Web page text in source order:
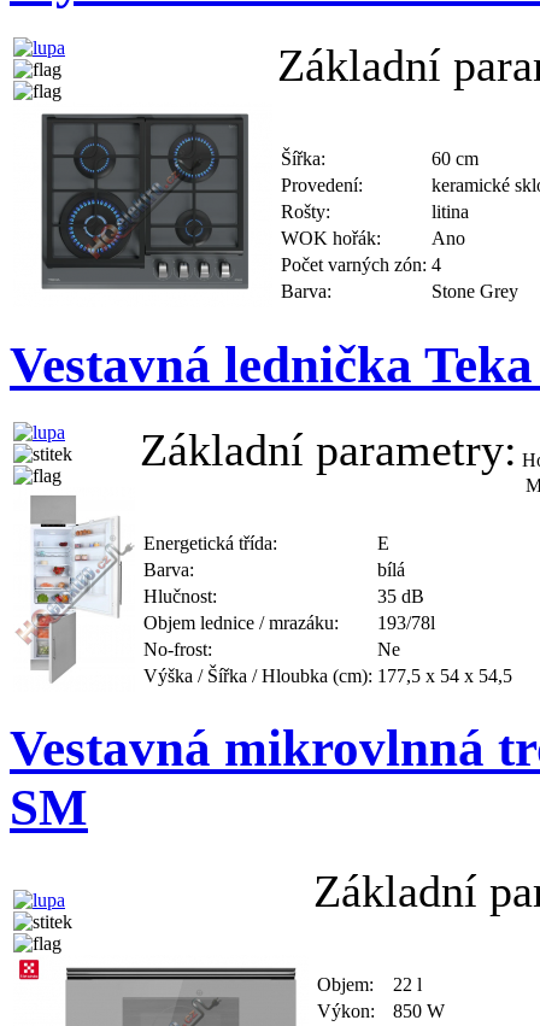
Základní
Šířka:
60 cm
Provedení:
keramické
Rošty:
litina
WOK hořák:
Ano
Počet varných zón: 4
Barva:
Stone Grey
Vestavná lednička
Základní parametry:
Energetická třída:
E
Barva:
bílá
Hlučnost:
35 dB
Objem lednice / mrazáku:
193/78l
No-frost:
Ne
Výška / Šířka / Hloubka (cm): 177,5 x 54 x 54,5
Vestavná mikrovlnná
SM
Základní
Objem:
22 l
Výkon:
850 W